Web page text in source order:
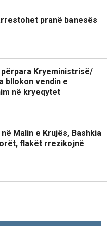
pranë banesës
Kryeministrisë/
bllokon vendin e
në kryeqytet
Malin e Krujës, Bashkia
flakët rrezikojnë